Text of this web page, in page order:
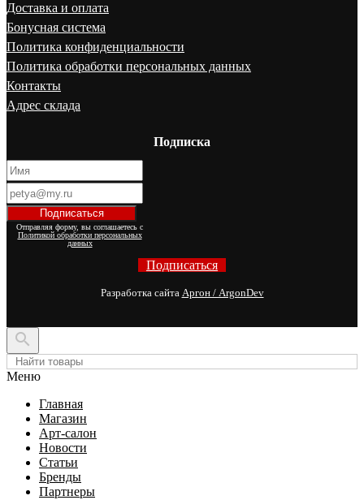
Доставка и оплата
Бонусная система
Политика конфиденциальности
Политика обработки персональных данных
Контакты
Адрес склада
Подписка
Отправляя форму, вы соглашаетесь с
Политикой обработки персональных
данных
Подписаться
Разработка сайта Аргон / ArgonDev

Меню
Главная
Магазин
Арт-салон
Новости
Статьи
Бренды
Партнеры